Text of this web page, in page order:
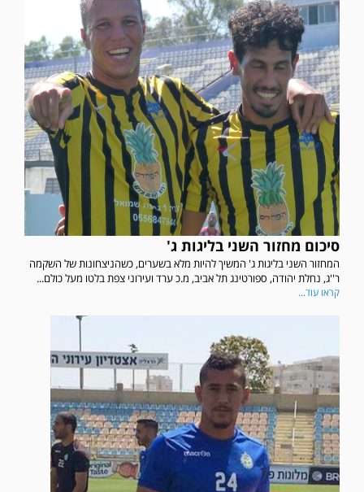
סיכום מחזור השני בליגות ג'
המחזור השני בליגות ג' המשיך להיות מלא בשערים, כשהניצחונות של השקמה
ר''ג, נחלת יהודה, ספורטינג תל אביב, מ.כ ערד ועירוני צפת בלטו מעל כולם...
קראו עוד...